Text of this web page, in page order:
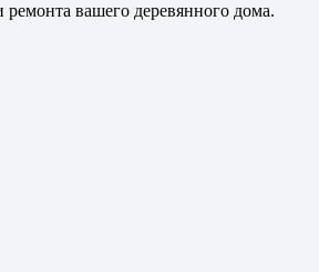
вашего деревянного дома.